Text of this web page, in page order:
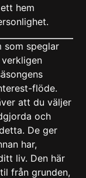
hem
som speglar
flöde.
att du väljer
och
De ger
har,
liv. Den här
från grunden,